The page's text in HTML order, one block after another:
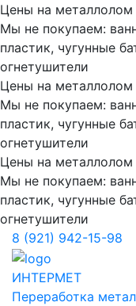
Цены на металлолом
Мы не покупаем:
пластик, чугунные
огнетушители
Цены на металлолом
Мы не покупаем:
пластик, чугунные
огнетушители
Цены на металлолом
Мы не покупаем:
пластик, чугунные
огнетушители
8 (921) 942-15-98
ИНТЕРМЕТ
Переработка